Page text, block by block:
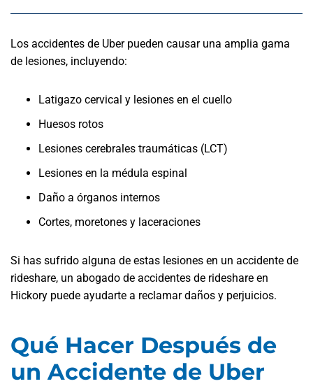
Los accidentes de Uber pueden causar una amplia gama
de lesiones, incluyendo:
Latigazo cervical y lesiones en el cuello
Huesos rotos
Lesiones cerebrales traumáticas (LCT)
Lesiones en la médula espinal
Daño a órganos internos
Cortes, moretones y laceraciones
Si has sufrido alguna de estas lesiones en un accidente de
rideshare, un abogado de accidentes de rideshare en
Hickory puede ayudarte a reclamar daños y perjuicios.
Qué Hacer Después de
un Accidente de Uber